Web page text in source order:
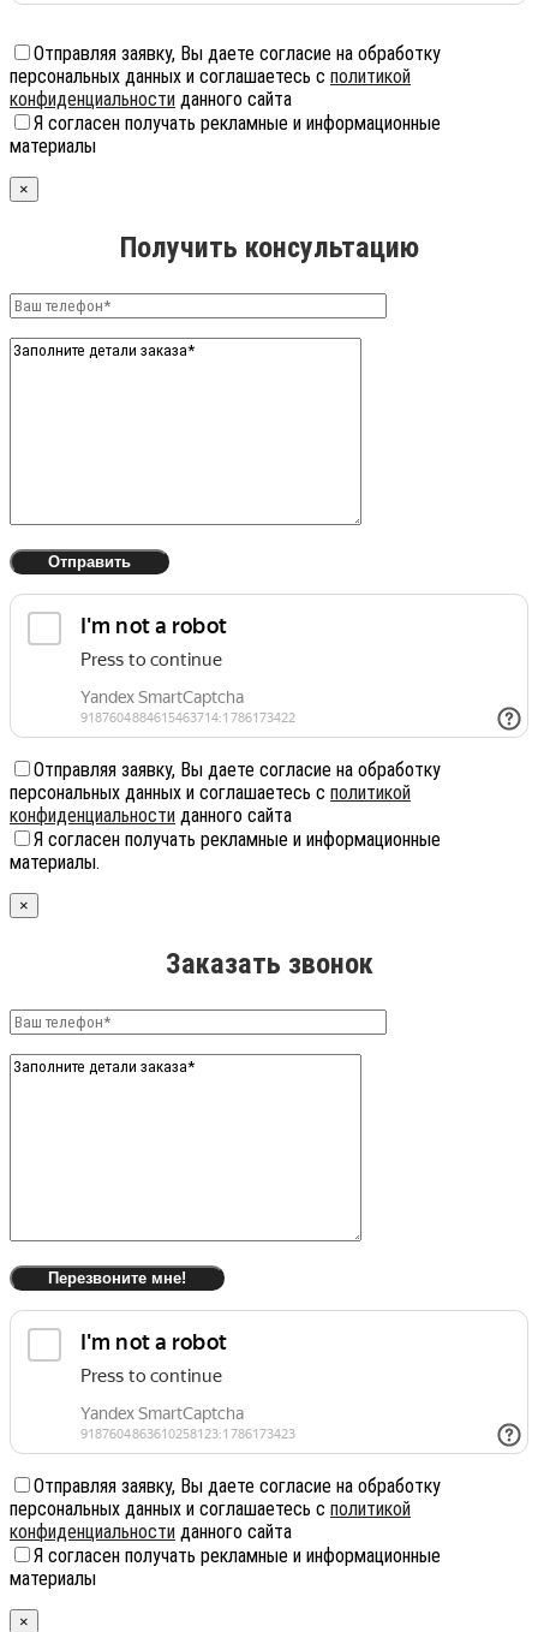
Отправляя заявку, Вы даете согласие на обработку
персональных данных и соглашаетесь с политикой
конфиденциальности данного сайта
Я согласен получать рекламные и информационные
материалы
×
Получить консультацию
Отправляя заявку, Вы даете согласие на обработку
персональных данных и соглашаетесь с политикой
конфиденциальности данного сайта
Я согласен получать рекламные и информационные
материалы.
×
Заказать звонок
Отправляя заявку, Вы даете согласие на обработку
персональных данных и соглашаетесь с политикой
конфиденциальности данного сайта
Я согласен получать рекламные и информационные
материалы
×